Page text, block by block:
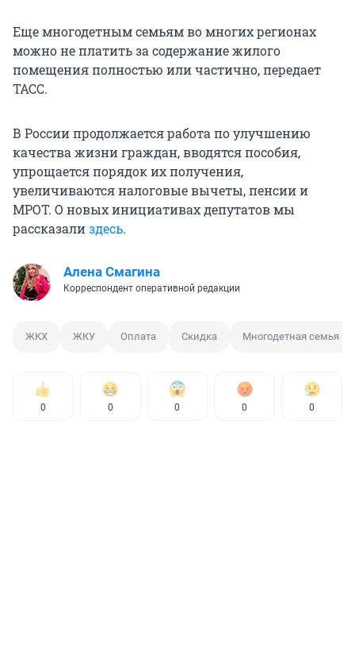
Еще многодетным семьям во многих регионах
можно не платить за содержание жилого
помещения полностью или частично, передает
ТАСС.
В России продолжается работа по улучшению
качества жизни граждан, вводятся пособия,
упрощается порядок их получения,
увеличиваются налоговые вычеты, пенсии и
МРОТ. О новых инициативах депутатов мы
рассказализдесь.
Алена Смагина
Корреспондент оперативной редакции
ЖКХ ЖКУ Оплата Скидка Многодетная семья
0 0 0 0 0